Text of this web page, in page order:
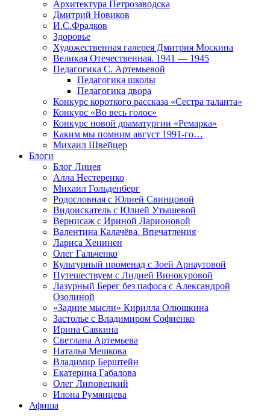
Архитектура Петрозаводска
Дмитрий Новиков
И.С.Фрадков
Здоровье
Художественная галерея Дмитрия Москина
Великая Отечественная. 1941 — 1945
Педагогика С. Артемьевой
Педагогика школы
Педагогика двора
Конкурс короткого рассказа «Сестра таланта»
Конкурс «Во весь голос»
Конкурс новой драматургии «Ремарка»
Каким мы помним август 1991-го…
Михаил Швейцер
Блоги
Блог Лицея
Алла Нестеренко
Михаил Гольденберг
Родословная с Юлией Свинцовой
Видоискатель с Юлией Утышевой
Вернисаж с Ириной Ларионовой
Валентина Калачёва. Впечатления
Лариса Хенинен
Олег Гальченко
Культурный променад с Зоей Арнаутовой
Путешествуем с Лидией Винокуровой
Лазурный Берег без пафоса с Александрой
Озолиной
«Задние мысли» Кирилла Олюшкина
Застолье с Владимиром Софиенко
Ирина Савкина
Светлана Артемьева
Наталья Мешкова
Владимир Берштейн
Екатерина Габалова
Олег Липовецкий
Илона Румянцева
Афиша